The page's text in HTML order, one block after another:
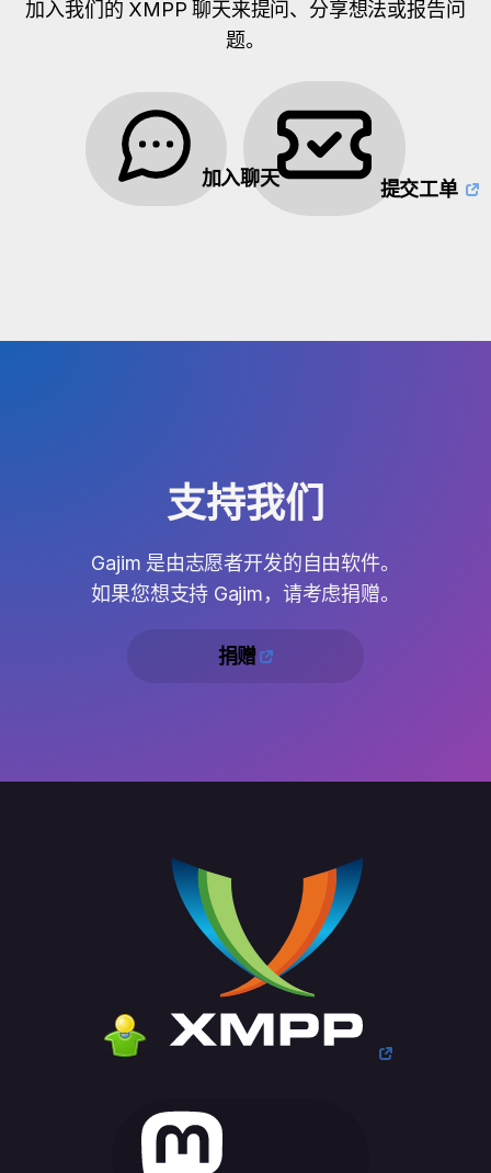
加入我们的 XMPP 聊天来提问、分享想法或报告问
题。
加入聊天 提交工单
支持我们
Gajim 是由志愿者开发的自由软件。
如果您想支持 Gajim，请考虑捐赠。
捐赠